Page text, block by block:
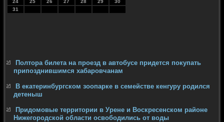
24
25 26 27 28 29
30
31
Полтора билета на проезд в автобусе придется покупать
припозднившимся хабаровчанам
В екатеринбургском зоопарке в семействе кенгуру родился
детеныш
Придомовые территории в Урене и Воскресенском районе
Нижегородской области освободились от воды